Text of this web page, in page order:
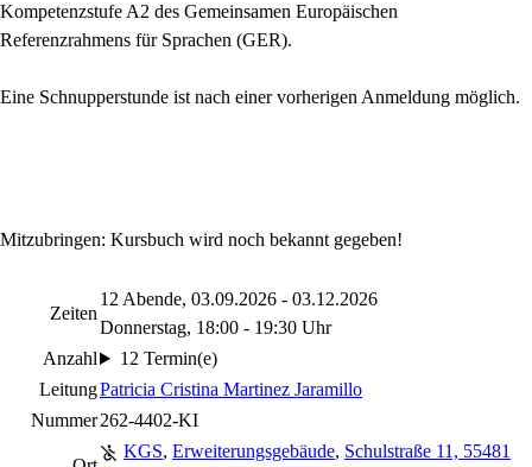
Kompetenzstufe A2 des Gemeinsamen Europäischen
Referenzrahmens für Sprachen (GER).
Eine Schnupperstunde ist nach einer vorherigen Anmeldung möglich.
Mitzubringen: Kursbuch wird noch bekannt gegeben!
Zeiten
12 Abende, 03.09.2026 - 03.12.2026
Donnerstag, 18:00 - 19:30 Uhr
Anzahl
12 Termin(e)
LeitungPatricia Cristina Martinez Jaramillo
Nummer262-4402-KI
KGS, Erweiterungsgebäude, Schulstraße 11, 55481